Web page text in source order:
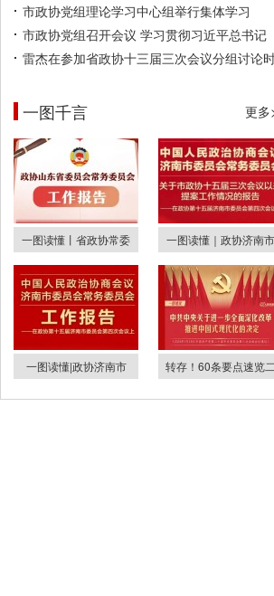
市政协党组理论学习中心组举行集体学习
市政协党组召开会议 学习贯彻习近平总书记
雷杰在参加省政协十三届三次会议分组讨论
一图千言 更多
一图读懂丨省政协常委 一图读懂｜政协济南市
一图读懂|政协济南市 转存！60条要点速览二